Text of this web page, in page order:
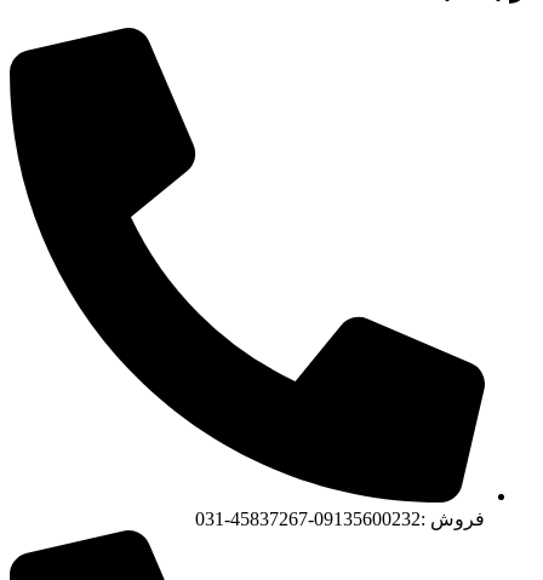
فروش :09135600232-45837267-031